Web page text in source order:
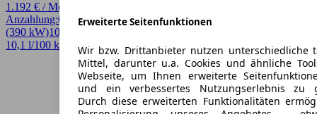
1.192 € / Monat
Anzahlung:0,00 €Laufzeit:48 Monatekm/Jahr:
(390 kW)10 km
10,1 l/100 km (komb.)* · 229 g/km CO2* · CO2-Klasse G
Erweiterte Seitenfunktionen
Wir bzw. Drittanbieter nutzen unterschiedliche
Mittel, darunter u.a. Cookies und ähnliche
Webseite, um Ihnen erweiterte
und ein verbessertes Nutzungserlebnis zu
Durch diese erweiterten Funktionalitäten